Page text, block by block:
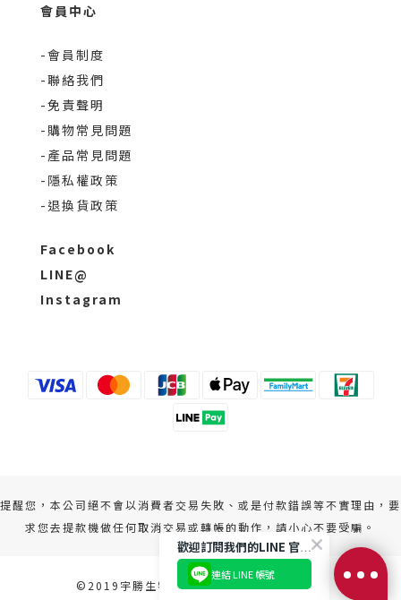
會員中心
-會員制度
-聯絡我們
-免責聲明
-購物常見問題
-產品常見問題
-隱私權政策
-退換貨政策
Facebook
LINE@
Instagram
提醒您，本公司絕不會以消費者交易失敗、或是付款錯誤等不實理由，要
求您去提款機做任何取消交易或轉帳的動作，請小心不要受騙。
©2019宇勝生物科技股份有限公司 版權所有
歡迎訂閱我們的LINE 官方帳號
連結 LINE 帳號